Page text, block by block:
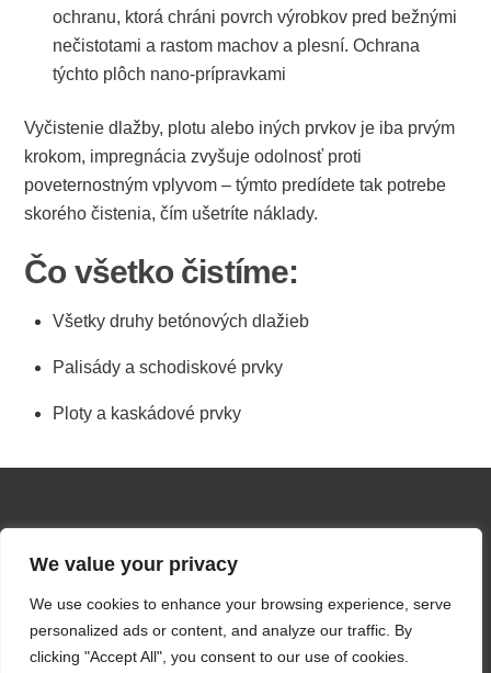
We value your privacy
We use cookies to enhance your browsing experience, serve
personalized ads or content, and analyze our traffic. By
clicking "Accept All", you consent to our use of cookies.
ochranu, ktorá chráni povrch výrobkov pred bežnými
nečistotami a rastom machov a plesní. Ochrana
týchto plôch nano-prípravkami
Vyčistenie dlažby, plotu alebo iných prvkov je iba prvým
krokom, impregnácia zvyšuje odolnosť proti
poveternostným vplyvom – týmto predídete tak potrebe
skorého čistenia, čím ušetríte náklady.
Čo všetko čistíme:
Všetky druhy betónových dlažieb
Palisády a schodiskové prvky
Ploty a kaskádové prvky
KÁČER
Káčer © 2024. Všetky práva vyhradené.